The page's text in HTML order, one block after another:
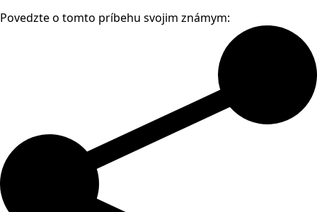
Povedzte o tomto príbehu svojim známym: